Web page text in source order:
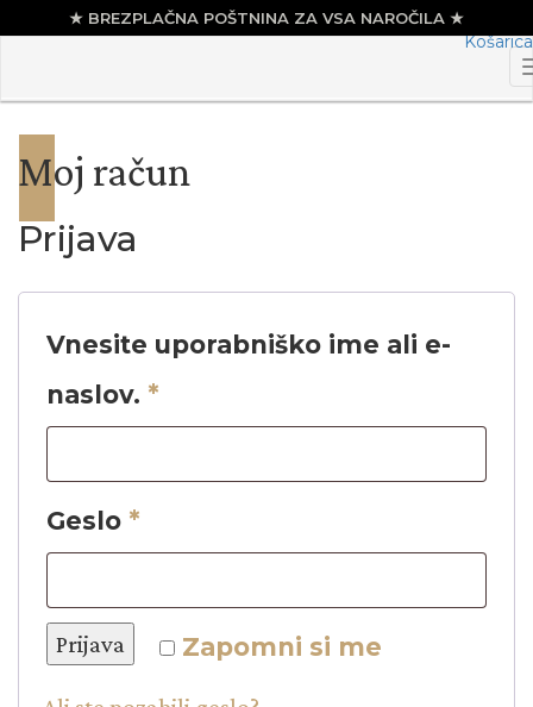
Moj račun
Prijava
Vnesite uporabniško ime ali e-
naslov. *
Geslo *
Zapomni si me
Prijava